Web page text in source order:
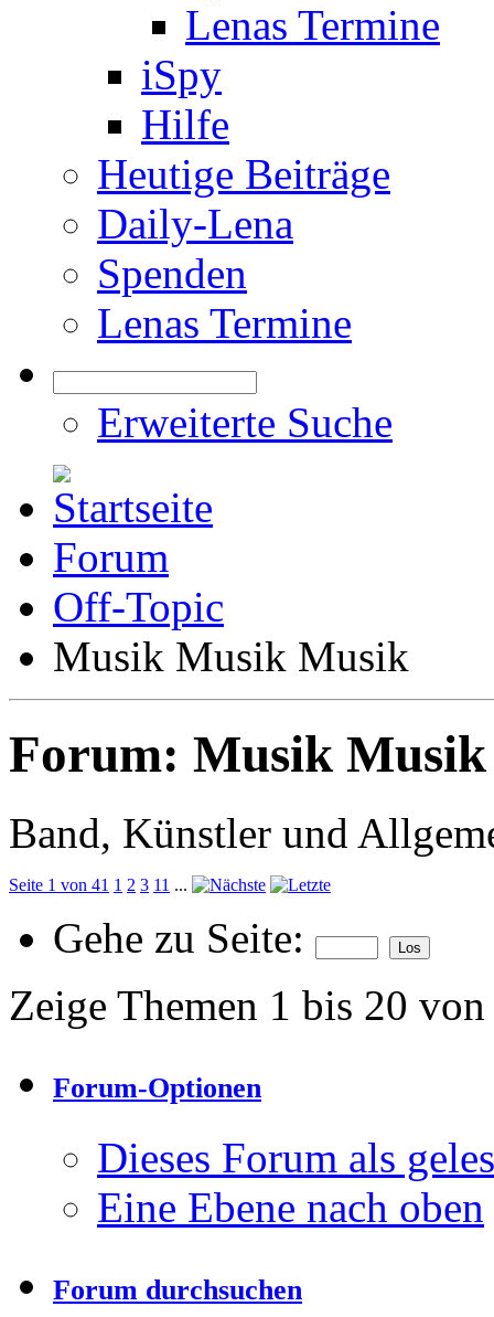
Lenas Termine
iSpy
Hilfe
Heutige Beiträge
Daily-Lena
Spenden
Lenas Termine
Erweiterte Suche
Forum
Off-Topic
Musik Musik Musik
Forum: Musik
Band, Künstler und
Seite 1 von 41 1 2 3 11 ...
Gehe zu Seite:
Zeige Themen 1 bis 20
Forum-Optionen
Dieses Forum als
Eine Ebene nach oben
Forum durchsuchen